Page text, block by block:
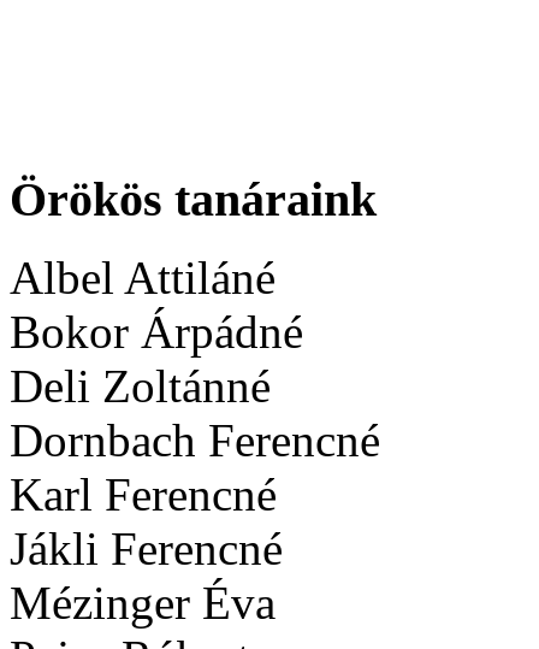
Örökös tanáraink
Albel Attiláné
Bokor Árpádné
Deli Zoltánné
Dornbach Ferencné
Karl Ferencné
Jákli Ferencné
Mézinger Éva